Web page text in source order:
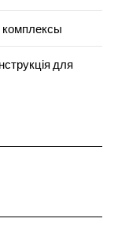
для